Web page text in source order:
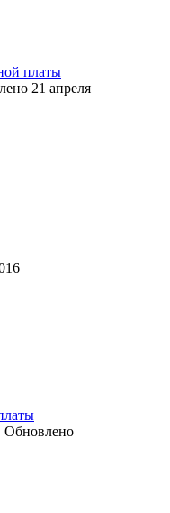
платы
21 апреля
Обновлено